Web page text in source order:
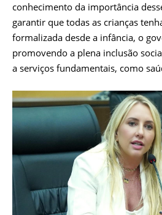
conhecimento da importância
garantir que todas as crianças
formalizada desde a infância, o
promovendo a plena inclusão
a serviços fundamentais, como